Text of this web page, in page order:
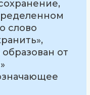
слово
от